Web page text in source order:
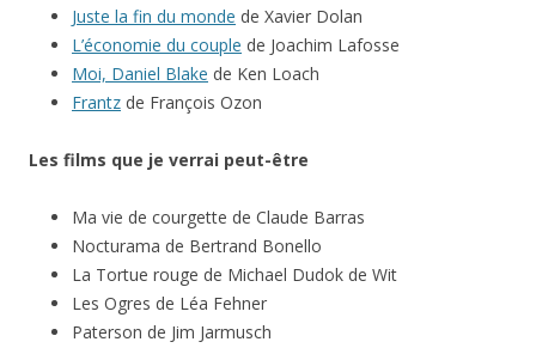
Juste la fin du monde de Xavier Dolan
L’économie du couple de Joachim Lafosse
Moi, Daniel Blake de Ken Loach
Frantz de François Ozon
Les films que je verrai peut-être
Ma vie de courgette de Claude Barras
Nocturama de Bertrand Bonello
La Tortue rouge de Michael Dudok de Wit
Les Ogres de Léa Fehner
Paterson de Jim Jarmusch